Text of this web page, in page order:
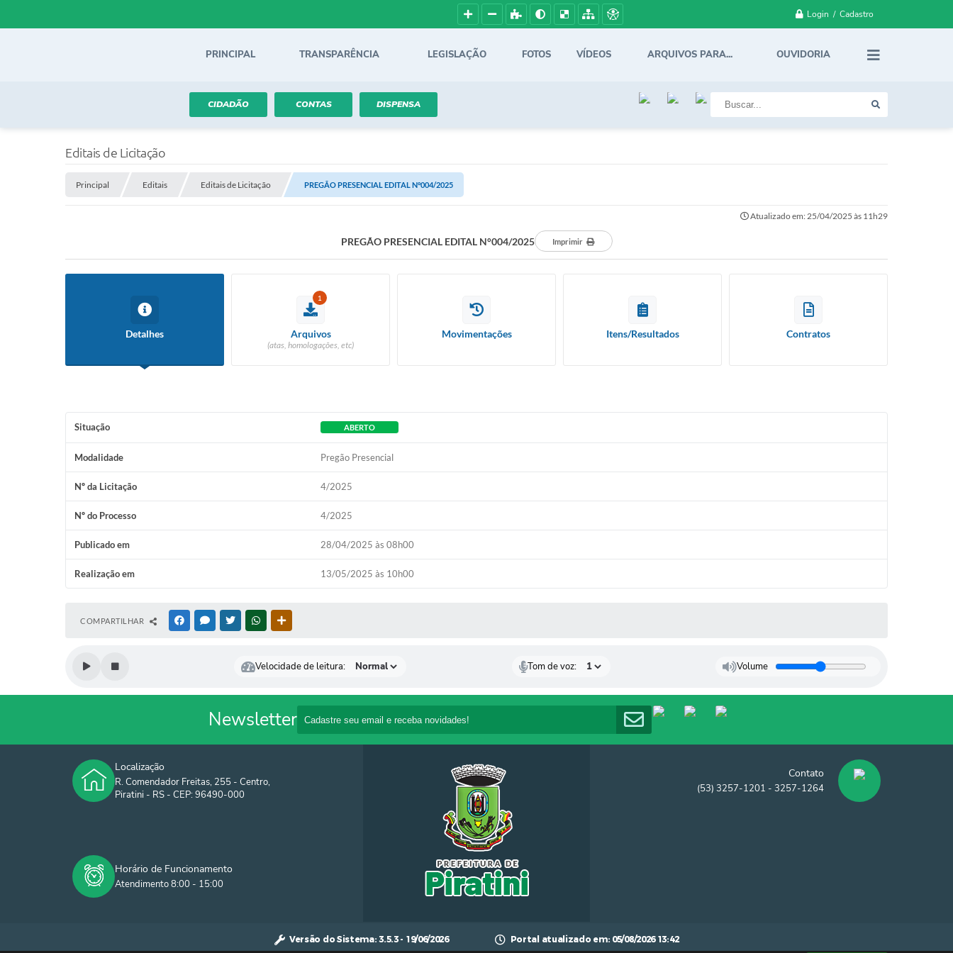
Login / Cadastro
PRINCIPAL TRANSPARÊNCIA LEGISLAÇÃO FOTOS VÍDEOS ARQUIVOS PARA... OUVIDORIA
CIDADÃO CONTAS DISPENSA
Editais de Licitação
Principal Editais Editais de Licitação PREGÃO PRESENCIAL EDITAL N°004/2025
Atualizado em: 25/04/2025 às 11h29
PREGÃO PRESENCIAL EDITAL N°004/2025 Imprimir
Detalhes
1
Arquivos
(atas, homologações, etc)
Movimentações Itens/Resultados Contratos
Situação ABERTO
Modalidade Pregão Presencial
Nº da Licitação 4/2025
Nº do Processo 4/2025
Publicado em 28/04/2025 às 08h00
Realização em 13/05/2025 às 10h00
COMPARTILHAR FACEBOOKMESSENGER
TWITTERWHATSAPP
Velocidade de leitura: Tom de voz: Volume
Newsletter
Localização
R. Comendador Freitas, 255 - Centro,
Piratini - RS - CEP: 96490-000
Contato
(53) 3257-1201 - 3257-1264
Horário de Funcionamento
Atendimento 8:00 - 15:00
Versão do Sistema:3.5.3 - 19/06/2026 Portal atualizado em: 05/08/2026 13:42